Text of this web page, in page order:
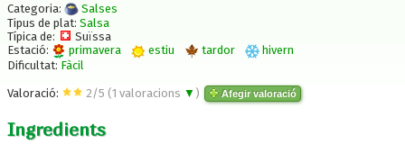
Categoria:
Salses
Tipus de plat: Salsa
Típica de:
Suïssa
Estació:
primavera estiu tardor
hivern
Dificultat: Fàcil
Valoració: 2 /5 (1 valoracions ▼ ) Afegir valoració
Ingredients